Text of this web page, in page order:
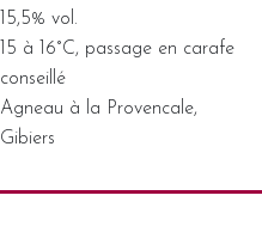
15,5% vol.
15 à 16°C, passage en carafe
conseillé
Agneau à la Provencale,
Gibiers